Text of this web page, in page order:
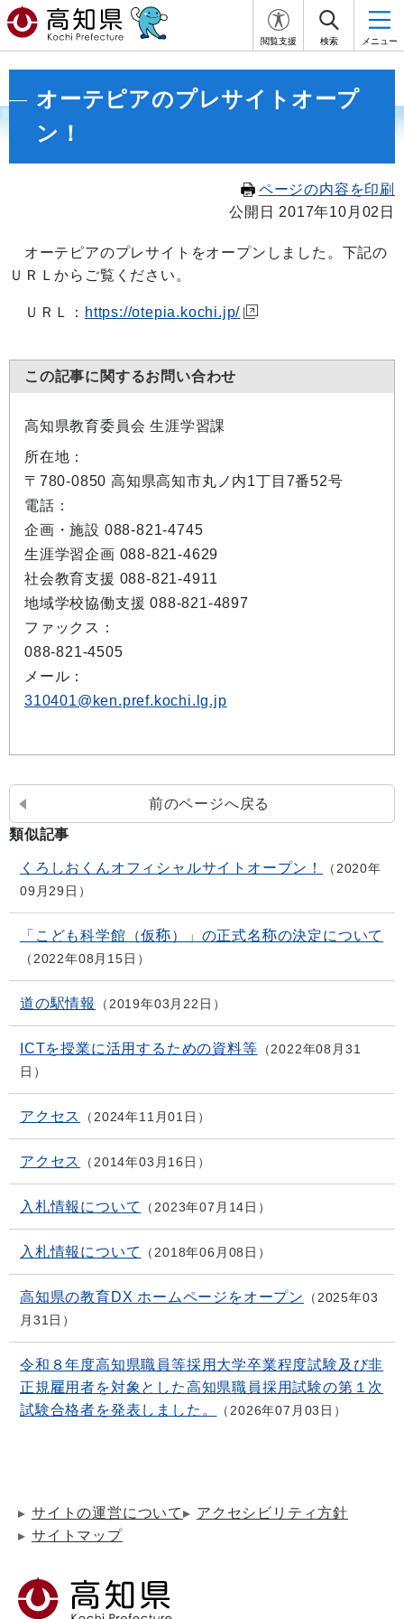
閲覧支援 検索 メニュー
オーテピアのプレサイトオープ
ン！
ページの内容を印刷
公開日 2017年10月02日
オーテピアのプレサイトをオープンしました。下記の
ＵＲＬからご覧ください。
ＵＲＬ： https://otepia.kochi.jp/
この記事に関するお問い合わせ
高知県教育委員会 生涯学習課
所在地：
〒780-0850 高知県高知市丸ノ内1丁目7番52号
電話：
企画・施設 088-821-4745
生涯学習企画 088-821-4629
社会教育支援 088-821-4911
地域学校協働支援 088-821-4897
ファックス：
088-821-4505
メール：
310401@ken.pref.kochi.lg.jp
前のページへ戻る
類似記事
くろしおくんオフィシャルサイトオープン！
2020年
09月29日
「こども科学館（仮称）」の正式名称の決定について
2022年08月15日
道の駅情報 2019年03月22日
ICTを授業に活用するための資料等
2022年08月31
日
アクセス 2024年11月01日
アクセス 2014年03月16日
入札情報について 2023年07月14日
入札情報について 2018年06月08日
高知県の教育DX ホームページをオープン
2025年03
月31日
令和８年度高知県職員等採用大学卒業程度試験及び非
正規雇用者を対象とした高知県職員採用試験の第１次
試験合格者を発表しました。
2026年07月03日
サイトの運営について
アクセシビリティ方針
サイトマップ